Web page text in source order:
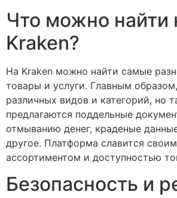
Что можно найти
Kraken?
На Kraken можно найти самые
товары и услуги. Главным
различных видов и категорий, но
предлагаются поддельные
отмыванию денег, краденые
другое. Платформа славится
ассортиментом и доступностью
Безопасность и